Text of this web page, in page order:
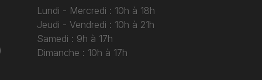
Lundi - Mercredi : 10h à 18h
Jeudi - Vendredi : 10h à 21h
Samedi : 9h à 17h
Dimanche : 10h à 17h